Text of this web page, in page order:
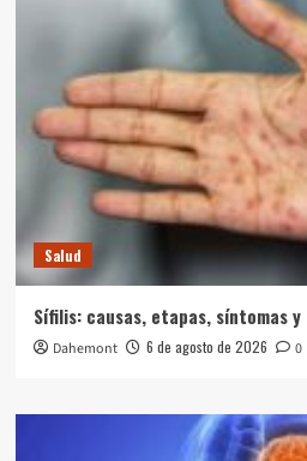
Salud
Sífilis: causas, etapas, síntomas y
Dahemont 6 de agosto de 2026 0